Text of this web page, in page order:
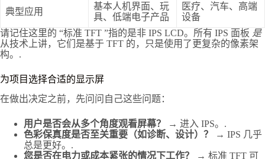
典型应用
基本人机界面、玩
具、低端电子产品
医疗、汽车、高端
设备
请记住这里的 “标准 TFT ”指的是非 IPS LCD。所有 IPS 面板 是
从技术上讲，它们是基于 TFT 的，只是使用了更复杂的像素架
构。.
为项目选择合适的显示屏
在做出决定之前，先问问自己这些问题：
用户是否会从多个角度观看屏幕？
→ 进入 IPS。.
色彩保真度是否至关重要（如诊断、设计）？
→ IPS 几乎
总是更好。.
您是否在电力或成本紧张的情况下工作？
→ 标准 TFT 可